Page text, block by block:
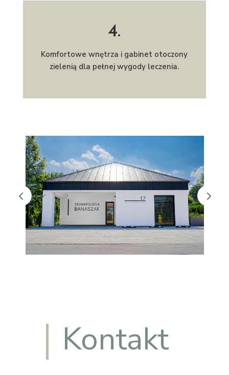
4.
Komfortowe wnętrza i gabinet otoczony
zielenią dla pełnej wygody leczenia.
Kontakt